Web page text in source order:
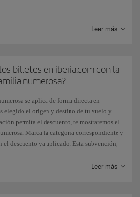
General 5 % de
Especial
previa peticióndel beneficiario, en los
. Afectará a todas las tarifas
Leer más
billetes en iberia.com con la
numerosa?
se aplica de forma directa en
elegido el origen y destino de tu vuelo y
permita el descuento, te mostraremos el
Marca la categoría correspondiente y
el descuento ya aplicado. Esta subvención,
Leer más